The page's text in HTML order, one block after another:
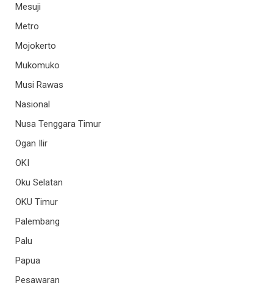
Mesuji
Metro
Mojokerto
Mukomuko
Musi Rawas
Nasional
Nusa Tenggara Timur
Ogan Ilir
OKI
Oku Selatan
OKU Timur
Palembang
Palu
Papua
Pesawaran